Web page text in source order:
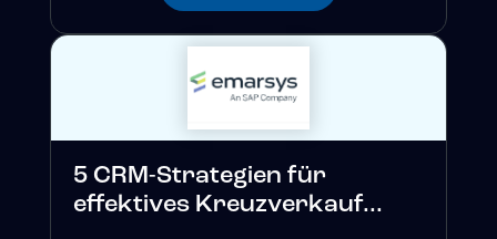
5 CRM-Strategien für
effektives Kreuzverkauf...